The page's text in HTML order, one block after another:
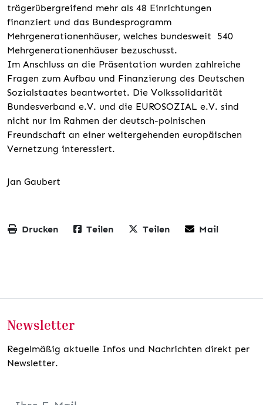
trägerübergreifend mehr als 48 Einrichtungen
finanziert und das Bundesprogramm
Mehrgenerationenhäuser, welches bundesweit 540
Mehrgenerationenhäuser bezuschusst.
Im Anschluss an die Präsentation wurden zahlreiche
Fragen zum Aufbau und Finanzierung des Deutschen
Sozialstaates beantwortet. Die Volkssolidarität
Bundesverband e.V. und die EUROSOZIAL e.V. sind
nicht nur im Rahmen der deutsch-polnischen
Freundschaft an einer weitergehenden europäischen
Vernetzung interessiert.
Jan Gaubert
Drucken Teilen Teilen Mail
Newsletter
Regelmäßig aktuelle Infos und Nachrichten direkt per
Newsletter.